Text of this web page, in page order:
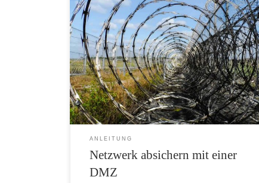
Professionelle Absicherung eines Heimnetzwerkes in
drei einfachen Schritten. Eine DMZ erlaubt den
Betrieb eigener Dienste im Internet ohne erhöhte
Gefährdung des privaten Netzes.
ANLEITUNG
Netzwerk absichern mit einer
DMZ